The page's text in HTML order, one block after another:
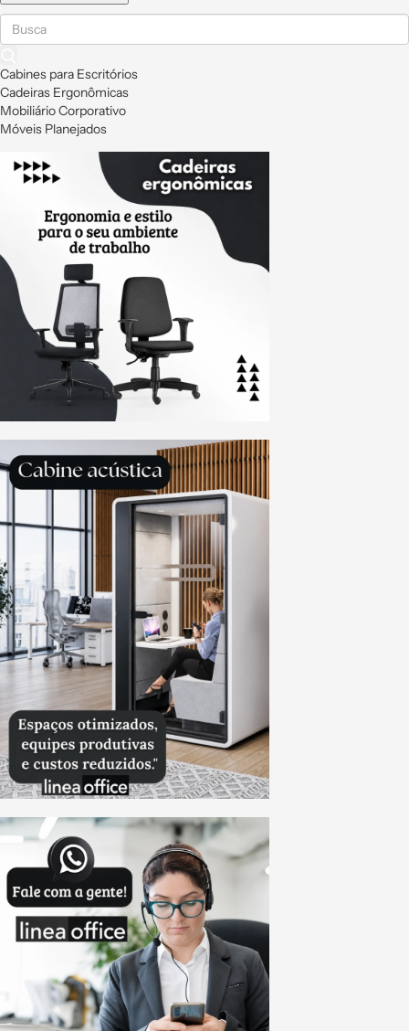
Cabines para Escritórios
Cadeiras Ergonômicas
Mobiliário Corporativo
Móveis Planejados